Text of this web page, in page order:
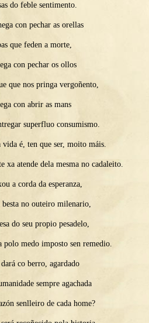
do feble sentimento.
con pechar as orellas
que feden a morte,
con pechar os ollos
que nos pringa vergoñento,
con abrir as mans
superfluo consumismo.
vida é, ten que ser, moito máis.
xa atende dela mesma no cadaleito.
a corda da esperanza,
besta no outeiro milenario,
do seu propio pesadelo,
polo medo imposto sen remedio.
co berro, agardado
sempre agachada
senlleiro de cada home?